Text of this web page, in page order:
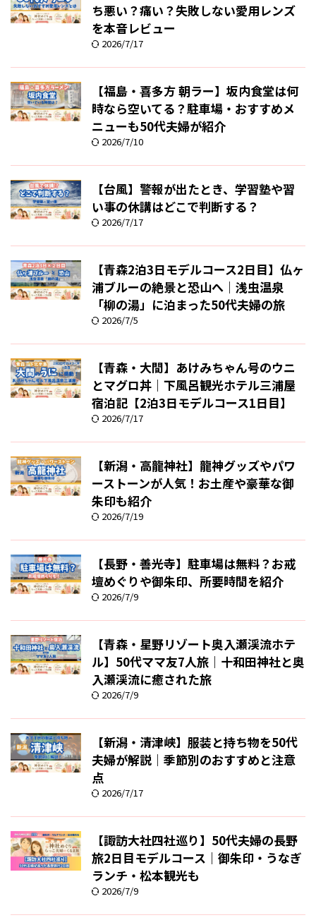
ち悪い？痛い？失敗しない愛用レンズ
を本音レビュー
2026/7/17
【福島・喜多方 朝ラー】坂内食堂は何
時なら空いてる？駐車場・おすすめメ
ニューも50代夫婦が紹介
2026/7/10
【台風】警報が出たとき、学習塾や習
い事の休講はどこで判断する？
2026/7/17
【青森2泊3日モデルコース2日目】仏ヶ
浦ブルーの絶景と恐山へ｜浅虫温泉
「柳の湯」に泊まった50代夫婦の旅
2026/7/5
【青森・大間】あけみちゃん号のウニ
とマグロ丼｜下風呂観光ホテル三浦屋
宿泊記【2泊3日モデルコース1日目】
2026/7/17
【新潟・高龍神社】龍神グッズやパワ
ーストーンが人気！お土産や豪華な御
朱印も紹介
2026/7/19
【長野・善光寺】駐車場は無料？お戒
壇めぐりや御朱印、所要時間を紹介
2026/7/9
【青森・星野リゾート奥入瀬渓流ホテ
ル】50代ママ友7人旅｜十和田神社と奥
入瀬渓流に癒された旅
2026/7/9
【新潟・清津峡】服装と持ち物を50代
夫婦が解説｜季節別のおすすめと注意
点
2026/7/17
【諏訪大社四社巡り】50代夫婦の長野
旅2日目モデルコース｜御朱印・うなぎ
ランチ・松本観光も
2026/7/9